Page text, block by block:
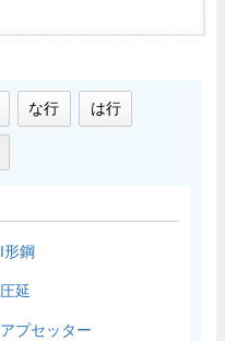
な行 は行
I形鋼
圧延
アプセッター